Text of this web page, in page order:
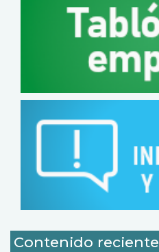
Contenido reciente